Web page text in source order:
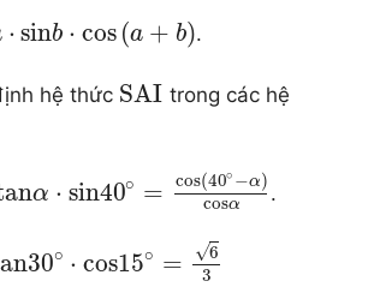
⋅ sinb ⋅ cos (a + b).
hệ thức SAI trong các hệ
α ⋅ sin40∘ = cos(40∘ −α)
cosα .
30∘ ⋅ cos15∘ = 6
√
3